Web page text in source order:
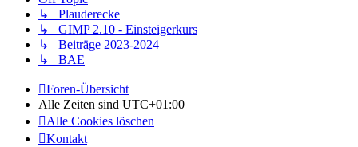
↳ Plauderecke
↳ GIMP 2.10 - Einsteigerkurs
↳ Beiträge 2023-2024
↳ BAE
Foren-Übersicht
Alle Zeiten sind UTC+01:00
Alle Cookies löschen
Kontakt